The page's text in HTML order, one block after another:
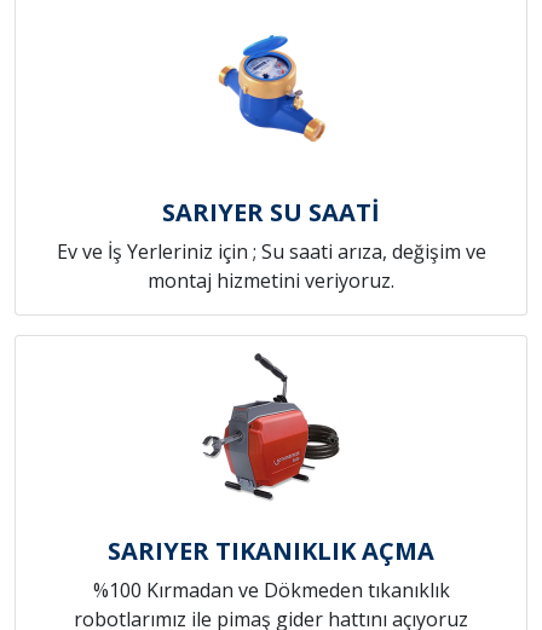
SARIYER SU SAATİ
Ev ve İş Yerleriniz için ; Su saati arıza, değişim ve
montaj hizmetini veriyoruz.
SARIYER TIKANIKLIK AÇMA
%100 Kırmadan ve Dökmeden tıkanıklık
robotlarımız ile pimaş gider hattını açıyoruz